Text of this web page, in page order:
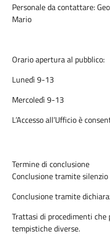
Personale da contattare:
Mario
Orario apertura al pubblico:
Lunedì 9-13
Mercoledì 9-13
L’Accesso all’Ufficio è
Termine di conclusione
Conclusione tramite silenzio
Conclusione tramite
Trattasi di procedimenti che
tempistiche diverse.